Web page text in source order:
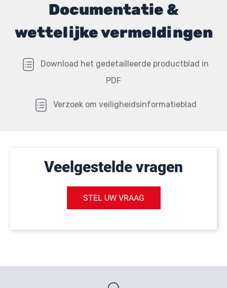
Documentatie &
wettelijke vermeldingen
Download het gedetailleerde productblad in
PDF
Verzoek om veiligheidsinformatieblad
Veelgestelde vragen
STEL UW VRAAG